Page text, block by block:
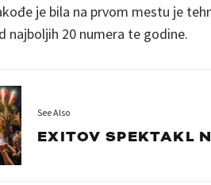
je bila na prvom mestu je
najboljih 20 numera te godine.
See Also
EXITOV SPEKTAKL